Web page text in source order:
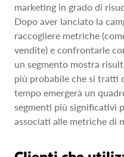
marketing in grado di
Dopo aver lanciato la
raccogliere metriche
vendite) e confrontarle
un segmento mostra
più probabile che si tratti
tempo emergerà un
segmenti più significativi
associati alle metriche di